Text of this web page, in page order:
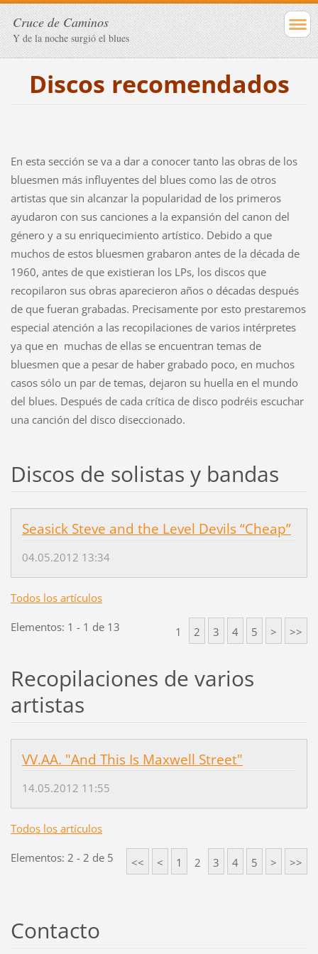
Cruce de Caminos
Y de la noche surgió el blues
Discos recomendados
En esta sección se va a dar a conocer tanto las obras de los
bluesmen más influyentes del blues como las de otros
artistas que sin alcanzar la popularidad de los primeros
ayudaron con sus canciones a la expansión del canon del
género y a su enriquecimiento artístico. Debido a que
muchos de estos bluesmen grabaron antes de la década de
1960, antes de que existieran los LPs, los discos que
recopilaron sus obras aparecieron años o décadas después
de que fueran grabadas. Precisamente por esto prestaremos
especial atención a las recopilaciones de varios intérpretes
ya que en muchas de ellas se encuentran temas de
bluesmen que a pesar de haber grabado poco, en muchos
casos sólo un par de temas, dejaron su huella en el mundo
del blues. Después de cada crítica de disco podréis escuchar
una canción del disco diseccionado.
Discos de solistas y bandas
Seasick Steve and the Level Devils “Cheap”
04.05.2012 13:34
Todos los artículos
Elementos: 1 - 1 de 13 1 2 3 4 5 > >>
Recopilaciones de varios
artistas
VV.AA. "And This Is Maxwell Street"
14.05.2012 11:55
Todos los artículos
Elementos: 2 - 2 de 5 << < 1 2 3 4 5 > >>
Contacto